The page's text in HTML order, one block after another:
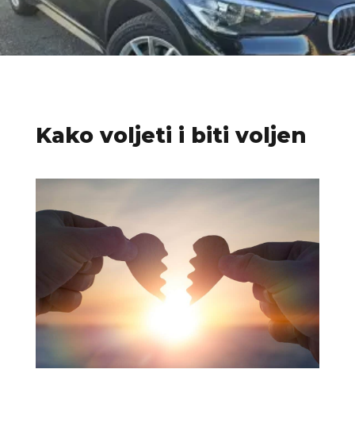
Kako voljeti i biti voljen